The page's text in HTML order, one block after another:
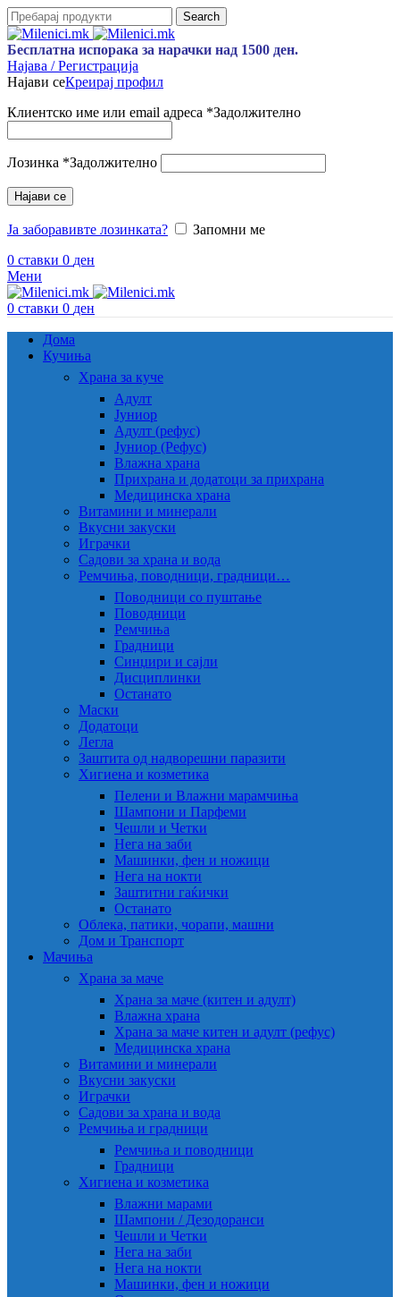
Search
Бесплатна испорака за нарачки над 1500 ден.
Најава / Регистрација
Најави сеКреирај профил
Клиентско име или email адреса *Задолжително
Лозинка *Задолжително
Најави се
Ја заборавивте лозинката?
Запомни ме
0 ставки 0 ден
Мени
0 ставки 0 ден
Дома
Кучиња
Храна за куче
Адулт
Јуниор
Адулт (рефус)
Јуниор (Рефус)
Влажна храна
Прихрана и додатоци за прихрана
Медицинска храна
Витамини и минерали
Вкусни закуски
Играчки
Садови за храна и вода
Ремчиња, поводници, градници…
Поводници со пуштање
Поводници
Ремчиња
Градници
Синџири и сајли
Дисциплинки
Останато
Маски
Додатоци
Легла
Заштита од надворешни паразити
Хигиена и козметика
Пелени и Влажни марамчиња
Шампони и Парфеми
Чешли и Четки
Нега на заби
Машинки, фен и ножици
Нега на нокти
Заштитни гаќички
Останато
Облека, патики, чорапи, машни
Дом и Транспорт
Мачиња
Храна за маче
Храна за маче (китен и адулт)
Влажна храна
Храна за маче китен и адулт (рефус)
Медицинска храна
Витамини и минерали
Вкусни закуски
Играчки
Садови за храна и вода
Ремчиња и градници
Ремчиња и поводници
Градници
Хигиена и козметика
Влажни марами
Шампони / Дезодоранси
Чешли и Четки
Нега на заби
Нега на нокти
Машинки, фен и ножици